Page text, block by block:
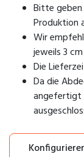
Bitte
Produktion
Wir
jeweils 3
Die
Da die
angefertigt